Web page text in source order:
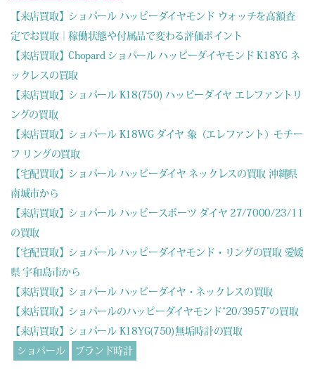
【来店買取】ショパール ハッピーダイヤモンド ウォッチを高額査
定でお買取｜稼働状態や付属品で変わる評価ポイント
【来店買取】Chopard ショパール ハッピーダイヤモンド K18YG ネ
ックレスの買取
【来店買取】ショパール K18(750) ハッピーダイヤ エレファントリ
ングの買取
【来店買取】ショパール K18WG ダイヤ 象（エレファント）モチー
フ リングの買取
【宅配買取】ショパール ハッピーダイヤ ネックレスの買取 沖縄県
南城市から
【来店買取】ショパール ハッピースポーツ ダイヤ 27/7000/23/11
の買取
【宅配買取】ショパール ハッピーダイヤモンド・リングの買取 愛媛
県 宇和島市から
【来店買取】ショパール ハッピーダイヤ・ネックレスの買取
【来店買取】ショパールのハッピーダイヤモンド“20/3957”の買取
【来店買取】ショパール K18YG(750)無垢時計の買取
ショパール
ブランド時計